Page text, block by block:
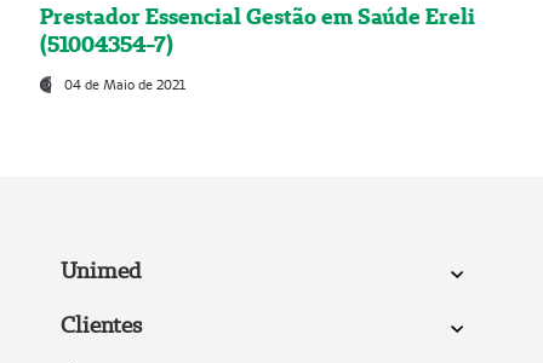
Prestador Essencial Gestão em Saúde Ereli
(51004354-7)
04 de Maio de 2021
Unimed
Clientes